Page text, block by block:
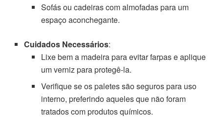
Sofás ou cadeiras com almofadas para um
espaço aconchegante.
Cuidados Necessários:
Lixe bem a madeira para evitar farpas e aplique
um verniz para protegê-la.
Verifique se os paletes são seguros para uso
interno, preferindo aqueles que não foram
tratados com produtos químicos.